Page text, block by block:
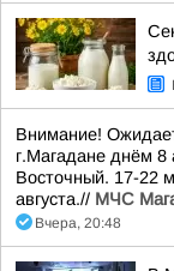
Внимание!
г.Магадане днём 8
Восточный. 17-22
августа.// МЧС
Вчера, 20:48